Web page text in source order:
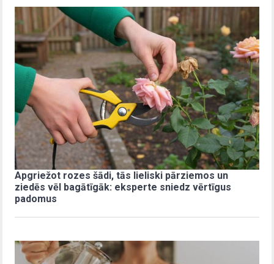
Apgriežot rozes šādi, tās lieliski pārziemos un
ziedēs vēl bagātīgāk: eksperte sniedz vērtīgus
padomus